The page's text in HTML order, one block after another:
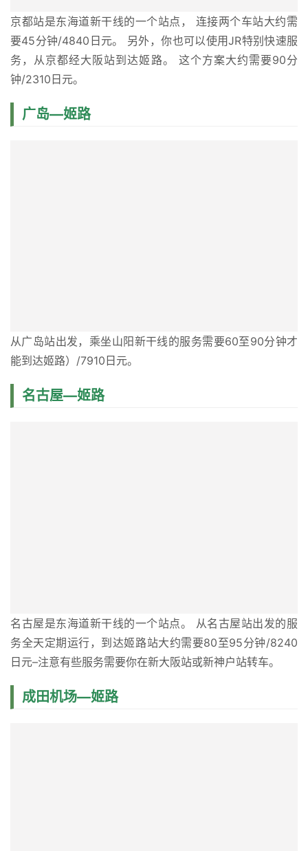
京都站是东海道新干线的一个站点， 连接两个车站大约需
要45分钟/4840日元。 另外，你也可以使用JR特别快速服
务，从京都经大阪站到达姬路。 这个方案大约需要90分
钟/2310日元。
广岛—姬路
从广岛站出发，乘坐山阳新干线的服务需要60至90分钟才
能到达姬路）/7910日元。
名古屋—姬路
名古屋是东海道新干线的一个站点。 从名古屋站出发的服
务全天定期运行，到达姬路站大约需要80至95分钟/8240
日元–注意有些服务需要你在新大阪站或新神户站转车。
成田机场—姬路